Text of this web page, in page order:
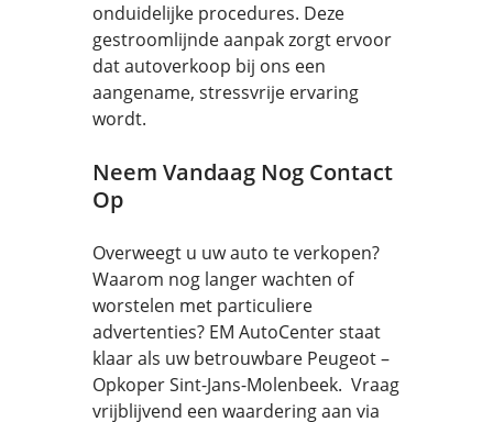
onduidelijke procedures. Deze
gestroomlijnde aanpak zorgt ervoor
dat autoverkoop bij ons een
aangename, stressvrije ervaring
wordt.
Neem Vandaag Nog Contact
Op
Overweegt u uw auto te verkopen?
Waarom nog langer wachten of
worstelen met particuliere
advertenties? EM AutoCenter staat
klaar als uw betrouwbare Peugeot –
Opkoper Sint-Jans-Molenbeek. Vraag
vrijblijvend een waardering aan via